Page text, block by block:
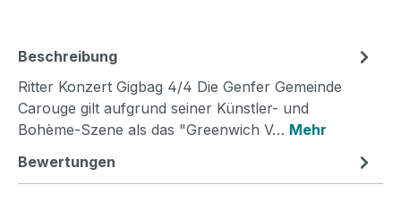
Beschreibung
Ritter Konzert Gigbag 4/4 Die Genfer Gemeinde
Carouge gilt aufgrund seiner Künstler- und
Bohème-Szene als das "Greenwich V… Mehr
Bewertungen